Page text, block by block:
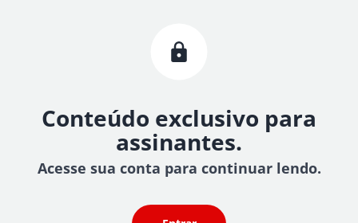
Conteúdo exclusivo para
assinantes.
Acesse sua conta para continuar lendo.